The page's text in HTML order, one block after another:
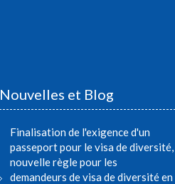
Nouvelles et Blog
Finalisation de l'exigence d'un
passeport pour le visa de diversité,
nouvelle règle pour les
demandeurs de visa de diversité en